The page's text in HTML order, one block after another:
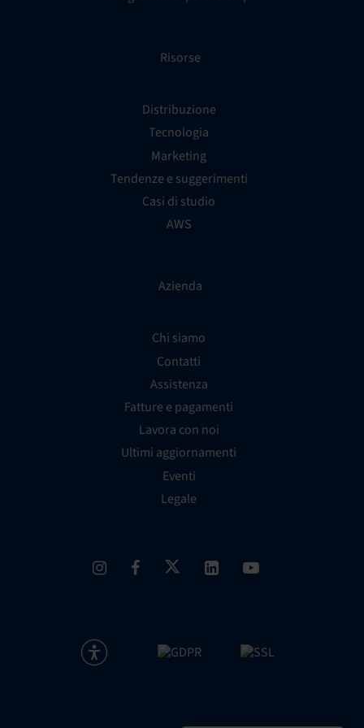
Risorse
Distribuzione
Tecnologia
Marketing
Tendenze e suggerimenti
Casi di studio
AWS
Azienda
Chi siamo
Contatti
Assistenza
Fatture e pagamenti
Lavora con noi
Ultimi aggiornamenti
Eventi
Legale